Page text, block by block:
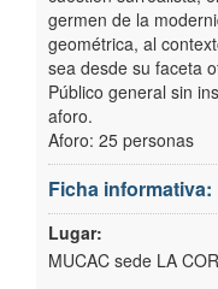
germen de la
geométrica, al
sea desde su faceta
Público general sin
aforo.
Aforo: 25 personas
Ficha informativa:
Lugar:
MUCAC sede LA